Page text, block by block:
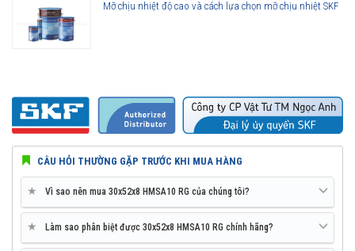
Mỡ chịu nhiệt độ cao và cách lựa chọn mỡ chịu nhiệt SKF
CÂU HỎI THƯỜNG GẶP TRƯỚC KHI MUA HÀNG
★ Vì sao nên mua 30x52x8 HMSA10 RG của chúng tôi?
★ Làm sao phân biệt được 30x52x8 HMSA10 RG chính hãng?